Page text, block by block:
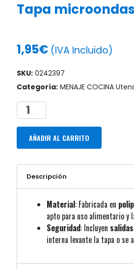
Tapa
1,95€ (IVA Incluido)
SKU: 0242397
Categoría: MENAJE COCINA
AÑADIR AL CARRITO
Descripción
Material: Fabricada en
apto para uso alimentario y
Seguridad: Incluyen
interna levante la tapa o se